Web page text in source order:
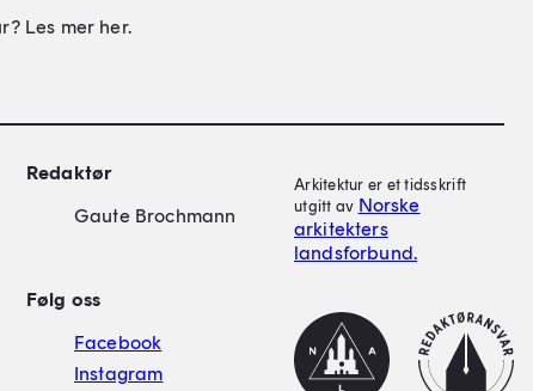
Les mer her.
Redaktør
Gaute Brochmann
Følg oss
Facebook
Instagram
Arkitektur er et tidsskrift
utgitt av Norske
arkitekters
landsforbund.
NAL